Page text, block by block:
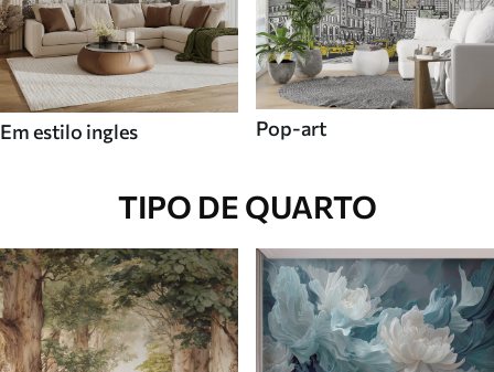
Em estilo ingles Pop-art
TIPO DE QUARTO